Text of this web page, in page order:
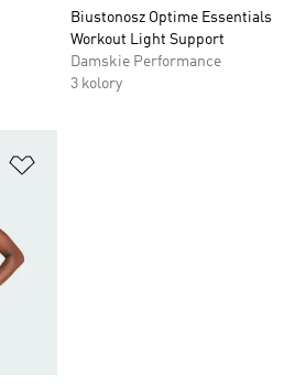
Biustonosz Optime Essentials
Workout Light Support
Damskie Performance
3 kolory